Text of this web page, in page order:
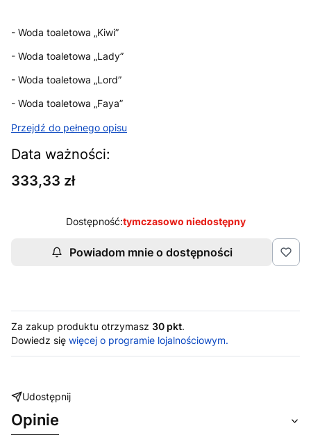
- Woda toaletowa „Kiwi”
- Woda toaletowa „Lady”
- Woda toaletowa „Lord”
- Woda toaletowa „Faya”
Przejdź do pełnego opisu
Data ważności:
Cena
333,33 zł
Dostępność:tymczasowo niedostępny
Powiadom mnie o dostępności
Za zakup produktu otrzymasz 30 pkt.
Dowiedz się więcej o programie lojalnościowym.
Udostępnij
Opinie